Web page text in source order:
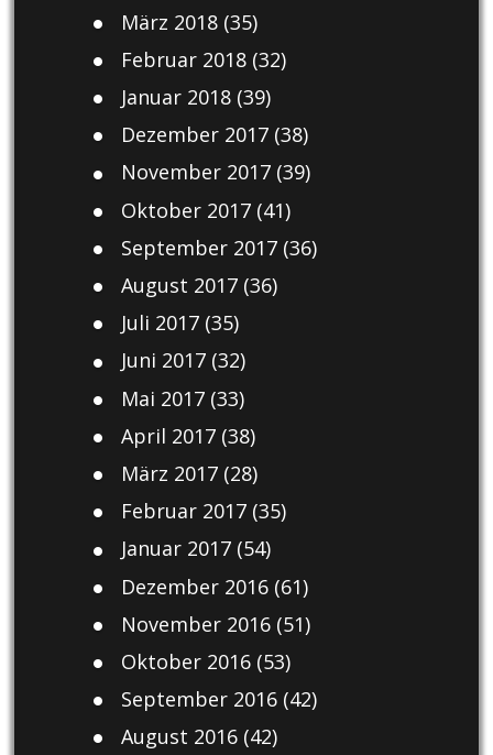
März 2018(35)
Februar 2018(32)
Januar 2018(39)
Dezember 2017(38)
November 2017(39)
Oktober 2017(41)
September 2017(36)
August 2017(36)
Juli 2017(35)
Juni 2017(32)
Mai 2017(33)
April 2017(38)
März 2017(28)
Februar 2017(35)
Januar 2017(54)
Dezember 2016(61)
November 2016(51)
Oktober 2016(53)
September 2016(42)
August 2016(42)